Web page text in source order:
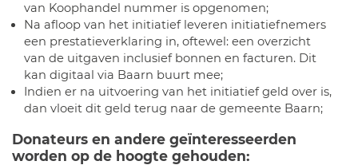
van Koophandel nummer is opgenomen;
Na afloop van het initiatief leveren initiatiefnemers
een prestatieverklaring in, oftewel: een overzicht
van de uitgaven inclusief bonnen en facturen. Dit
kan digitaal via Baarn buurt mee;
Indien er na uitvoering van het initiatief geld over is,
dan vloeit dit geld terug naar de gemeente Baarn;
Donateurs en andere geïnteresseerden
worden op de hoogte gehouden: